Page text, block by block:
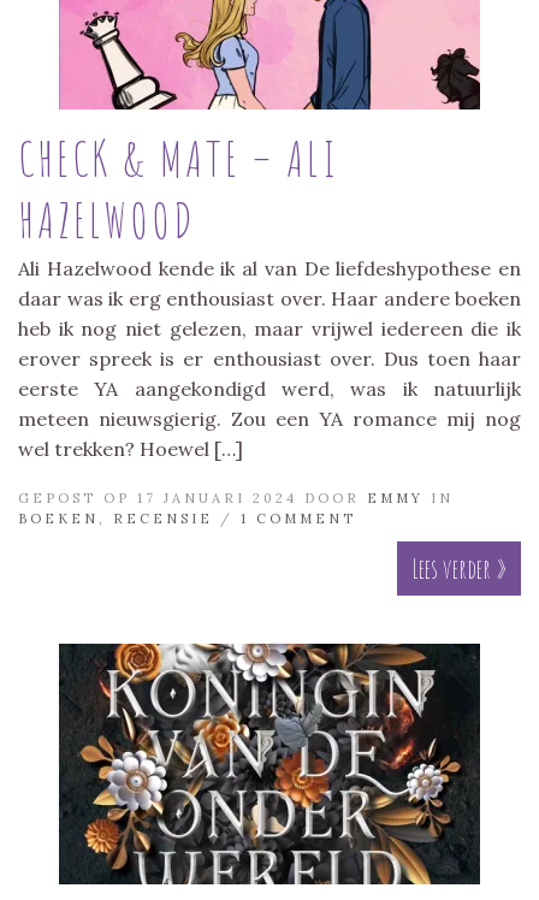
CHECK & MATE – ALI
HAZELWOOD
Ali Hazelwood kende ik al van De liefdeshypothese en
daar was ik erg enthousiast over. Haar andere boeken
heb ik nog niet gelezen, maar vrijwel iedereen die ik
erover spreek is er enthousiast over. Dus toen haar
eerste YA aangekondigd werd, was ik natuurlijk
meteen nieuwsgierig. Zou een YA romance mij nog
wel trekken? Hoewel […]
GEPOST OP 17 JANUARI 2024 DOOR EMMY
IN
BOEKEN
RECENSIE / 1 COMMENT
Lees verder »